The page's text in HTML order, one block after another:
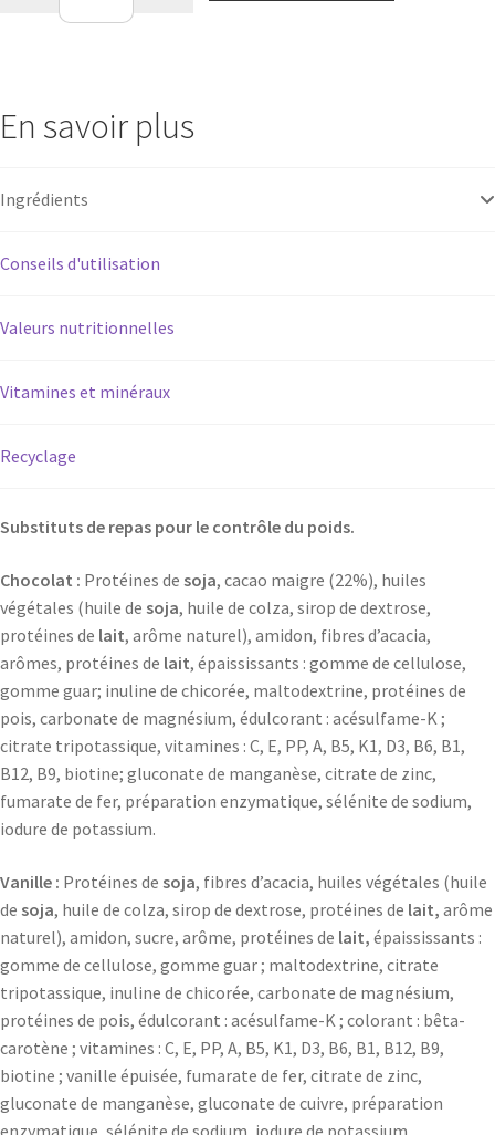
Assortiment
En savoir plus
Ingrédients
Conseils d'utilisation
Valeurs nutritionnelles
Vitamines et minéraux
Recyclage
Substituts de repas pour le contrôle du poids.
Chocolat : Protéines de soja, cacao maigre (22%), huiles
végétales (huile de soja, huile de colza, sirop de dextrose,
protéines de lait, arôme naturel), amidon, fibres d’acacia,
arômes, protéines de lait, épaississants : gomme de cellulose,
gomme guar; inuline de chicorée, maltodextrine, protéines de
pois, carbonate de magnésium, édulcorant : acésulfame-K ;
citrate tripotassique, vitamines : C, E, PP, A, B5, K1, D3, B6, B1,
B12, B9, biotine; gluconate de manganèse, citrate de zinc,
fumarate de fer, préparation enzymatique, sélénite de sodium,
iodure de potassium.
Vanille : Protéines de soja, fibres d’acacia, huiles végétales (huile
de soja, huile de colza, sirop de dextrose, protéines de lait, arôme
naturel), amidon, sucre, arôme, protéines de lait, épaississants :
gomme de cellulose, gomme guar ; maltodextrine, citrate
tripotassique, inuline de chicorée, carbonate de magnésium,
protéines de pois, édulcorant : acésulfame-K ; colorant : bêta-
carotène ; vitamines : C, E, PP, A, B5, K1, D3, B6, B1, B12, B9,
biotine ; vanille épuisée, fumarate de fer, citrate de zinc,
gluconate de manganèse, gluconate de cuivre, préparation
enzymatique, sélénite de sodium, iodure de potassium.